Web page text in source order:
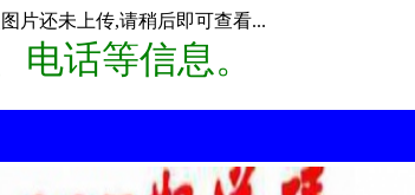
片还未上传,请稍后即可查看...
话等信息。